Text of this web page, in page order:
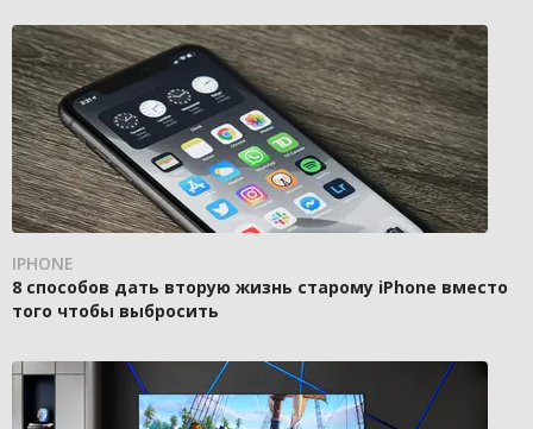
IPHONE
8 способов дать вторую жизнь старому iPhone вместо
того чтобы выбросить